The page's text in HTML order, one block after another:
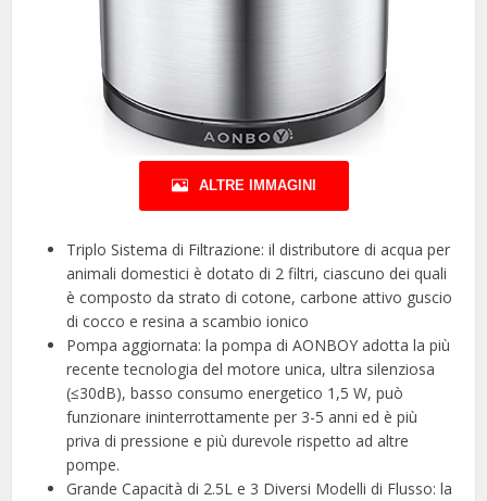
ALTRE IMMAGINI
Triplo Sistema di Filtrazione: il distributore di acqua per
animali domestici è dotato di 2 filtri, ciascuno dei quali
è composto da strato di cotone, carbone attivo guscio
di cocco e resina a scambio ionico
Pompa aggiornata: la pompa di AONBOY adotta la più
recente tecnologia del motore unica, ultra silenziosa
(≤30dB), basso consumo energetico 1,5 W, può
funzionare ininterrottamente per 3-5 anni ed è più
priva di pressione e più durevole rispetto ad altre
pompe.
Grande Capacità di 2.5L e 3 Diversi Modelli di Flusso: la